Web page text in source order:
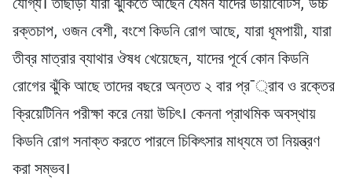
রক্তচাপ, ওজন বেশী, বংশে কিডনি রোগ আছে, যারা ধূমপায়ী, যারা
তীব্র মাত্রার ব্যাথার ঔষধ খেয়েছেন, যাদের পূর্বে কোন কিডনি
রোগের ঝুঁকি আছে তাদের বছরে অন্তত ২ বার প্র¯্রাব ও রক্তের
ক্রিয়েটিনিন পরীক্ষা করে নেয়া উচিৎ। কেননা প্রাথমিক অবস্থায়
কিডনি রোগ সনাক্ত করতে পারলে চিকিৎসার মাধ্যমে তা নিয়ন্ত্রণ
করা সম্ভব।